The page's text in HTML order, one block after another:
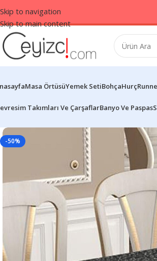
Skip to navigation
Skip to main content
Masa ÖrtüsüYemek SetiBohçaHurç
Takımları Ve ÇarşaflarBanyo Ve Paspas
-50%